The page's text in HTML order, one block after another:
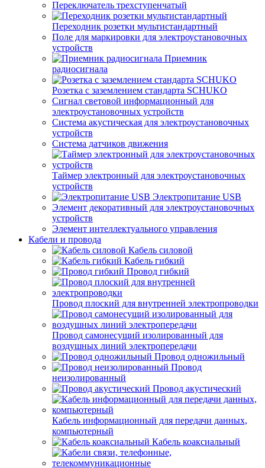
Переключатель трехступенчатый
Переходник розетки мультистандартный
Поле для маркировки для электроустановочных
устройств
Приемник
радиосигнала
Розетка с заземлением стандарта SCHUKO
Сигнал световой информационный для
электроустановочных устройств
Система акустическая для электроустановочных
устройств
Система датчиков движения
Таймер электронный для электроустановочных
устройств
Электропитание USB
Элемент декоративный для электроустановочных
устройств
Элемент интеллектуального управления
Кабели и провода
Кабель силовой
Кабель гибкий
Провод гибкий
Провод плоский для внутренней электропроводки
Провод самонесущий изолированный для
воздушных линий электропередачи
Провод одножильный
Провод
неизолированный
Провод акустический
Кабель информационный для передачи данных,
компьютерный
Кабель коаксиальный